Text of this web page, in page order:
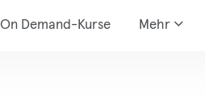
On Demand-Kurse Mehr